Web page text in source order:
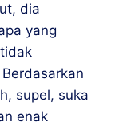
dia
yang
supel, suka
enak